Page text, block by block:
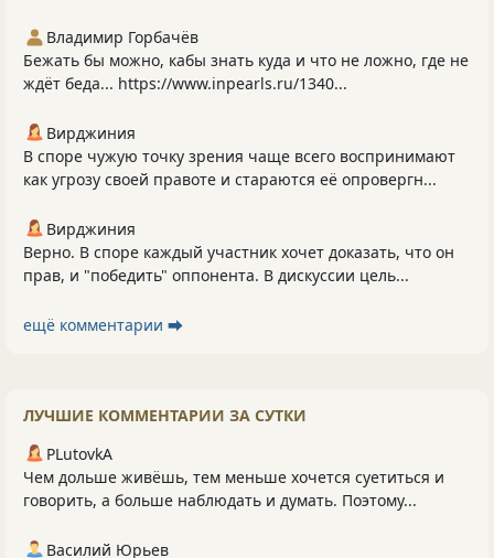
Владимир Горбачёв
Бежать бы можно, кабы знать куда и что не ложно, где не
ждёт беда... https://www.inpearls.ru/1340...
Вирджиния
В споре чужую точку зрения чаще всего воспринимают
как угрозу своей правоте и стараются её опровергн...
Вирджиния
Верно. В споре каждый участник хочет доказать, что он
прав, и "победить" оппонента. В дискуссии цель...
ещё комментарии ⮕
ЛУЧШИЕ КОММЕНТАРИИ ЗА СУТКИ
PLutоvkА
Чем дольше живёшь, тем меньше хочется суетиться и
говорить, а больше наблюдать и думать. Поэтому...
Василий Юрьев